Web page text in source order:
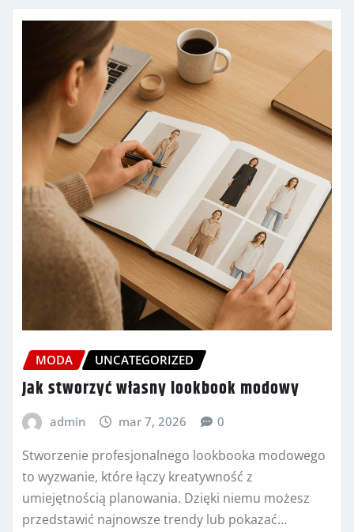
MODA UNCATEGORIZED
Jak stworzyć własny lookbook modowy
admin mar 7, 2026 0
Stworzenie profesjonalnego lookbooka modowego
to wyzwanie, które łączy kreatywność z
umiejętnością planowania. Dzięki niemu możesz
przedstawić najnowsze trendy lub pokazać…